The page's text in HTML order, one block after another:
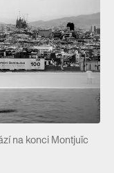
na konci Montjuïc